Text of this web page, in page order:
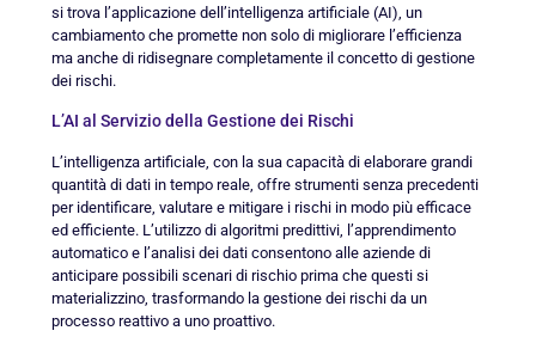
si trova l’applicazione dell’intelligenza artificiale (AI), un
cambiamento che promette non solo di migliorare l’efficienza
ma anche di ridisegnare completamente il concetto di gestione
dei rischi.
L’AI al Servizio della Gestione dei Rischi
L’intelligenza artificiale, con la sua capacità di elaborare grandi
quantità di dati in tempo reale, offre strumenti senza precedenti
per identificare, valutare e mitigare i rischi in modo più efficace
ed efficiente. L’utilizzo di algoritmi predittivi, l’apprendimento
automatico e l’analisi dei dati consentono alle aziende di
anticipare possibili scenari di rischio prima che questi si
materializzino, trasformando la gestione dei rischi da un
processo reattivo a uno proattivo.